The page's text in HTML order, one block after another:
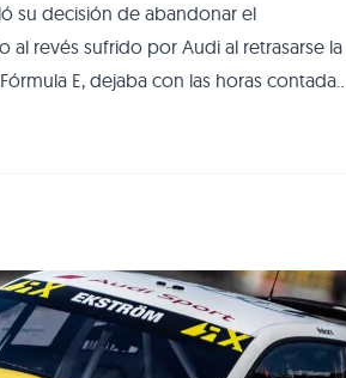
su decisión de abandonar el
revés sufrido por Audi al retrasarse la
E, dejaba con las horas contadas